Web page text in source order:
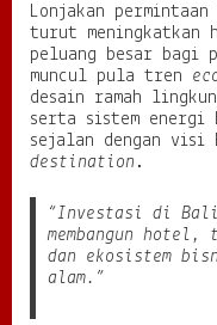
Lonjakan
turut meningkatkan
peluang besar bagi
muncul pula tren
desain ramah
serta sistem energi
sejalan dengan visi
destination .
“Investasi di
membangun hotel,
dan ekosistem
alam.”